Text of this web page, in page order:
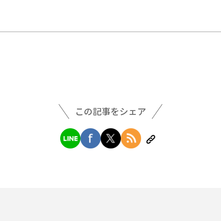
この記事をシェア